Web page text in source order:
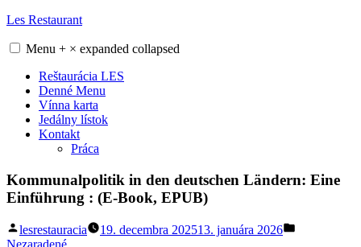
Skip
content
Les Restaurant
Menu + × expanded collapsed
Reštaurácia LES
Denné Menu
Vínna karta
Jedálny lístok
Kontakt
Práca
Kommunalpolitik in den deutschen Ländern: Eine
Einführung : (E-Book, EPUB)
Posted
by
lesrestauracia 19. decembra 202513. januára 2026